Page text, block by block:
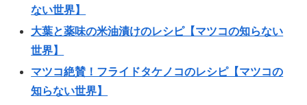
ない世界】
大葉と薬味の米油漬けのレシピ【マツコの知らない
世界】
マツコ絶賛！フライドタケノコのレシピ【マツコの
知らない世界】